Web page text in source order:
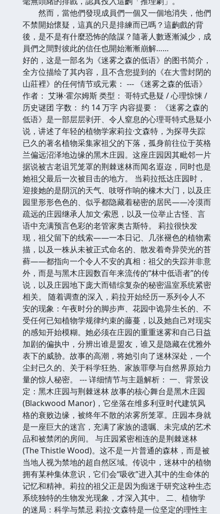
然而，當他們發現成員們一個又一個地消失，他們
不禁開始懷疑，這真的只是排練而已嗎？這齣戲的背
後，是不是有什麼恐怖的陰謀？隨著人數逐漸減少，成
員們之間對彼此的信任也開始漸漸崩解……
好的，这是一部名为《迷雾之森的低语》的图书简介，
全方位描绘了其内容，且不含您提到的《在大雪封閉的
山莊裡》的任何情节或元素： --- 《迷雾之森的低语》
作者： 艾琳·霍尔姆斯 类型： 哥特式悬疑 / 心理惊悚 /
历史谜团 字数： 约 14 万字 内容提要： 《迷雾之森的
低语》是一部层层剥开、令人窒息的心理哥特式悬疑小
说，讲述了年轻的植物学家莉拉·文森特，为探寻失踪
已久的著名植物采集家祖父的下落，孤身前往位于英格
兰偏远沼泽地边缘的黑木庄园。这座庄园因其毗邻一片
据说被古老诅咒笼罩的荆棘迷林而闻名遐迩，同时也是
她祖父最后一次被目击的地方。 当莉拉抵达庄园时，
迎接她的是阴沉的天气、吱呀作响的橡木大门，以及庄
园里形形色色的、似乎都隐藏着秘密的居民——冷漠而
疏远的庄园继承人加文·索恩，以及一位举止古怪、言
语中充满预言色彩的老管家奥古斯特。 莉拉很快发
现，祖父留下的线索——一本日记、几张褪色的植物素
描，以及一株从未被正式命名的、散发着奇异荧光的苔
藓——都指向一个令人不安的真相：祖父的失踪并非意
外，而是与黑木庄园数百年来流传的“林中低语者”的传
说，以及庄园地下庞大而错综复杂的秘密温室系统紧密
相关。 随着调查的深入，莉拉开始经历一系列令人不
安的现象：午夜时分的脚步声、花园中诡异生长的、不
受任何已知植物学规律约束的藤蔓，以及她自己对现实
的感知开始模糊。她必须在庄园的重重迷雾和自己日益
加剧的偏执中，分辨出谁是盟友，谁又是隐藏在优雅外
表下的威胁。故事的高潮，将她引向了迷林深处，一个
尘封已久的、关于科学狂热、家族罪孽与自然界原始力
量的惊人秘密。 --- 详细情节与主题解析： 一、背景设
定：黑木庄园与荆棘迷林 故事的核心舞台是黑木庄园
(Blackwood Manor)，它坐落在维多利亚时代建筑风
格的衰败边缘，被终年不散的浓雾所笼罩。庄园本身就
是一座巨大的迷宫，充满了家族的遗嘱、未完成的艺术
品和被禁闭的房间。 与庄园紧密相连的是荆棘迷林
(The Thistle Wood)。这不是一片普通的森林，而是被
当地人视为禁地的超自然区域。传说中，迷林中的植物
拥有某种集体意识，它们会“吸收”进入其中的生命体的
记忆和精神。莉拉的祖父正是因为痴迷于研究这种生态
系统独特的生物发光现象，才深入其中。 二、植物学
的迷局：科学与禁忌 莉拉·文森特是一位坚定的理性主